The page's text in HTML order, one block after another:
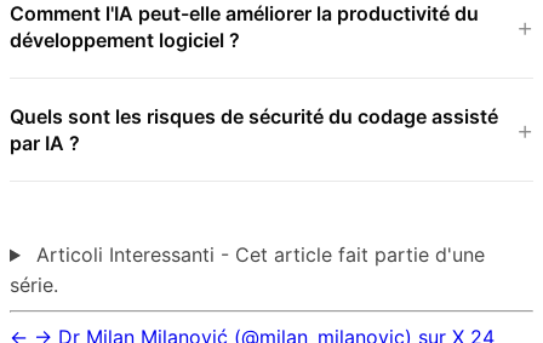
Comment l'IA peut-elle améliorer la productivité du
développement logiciel ?
Quels sont les risques de sécurité du codage assisté
par IA ?
Articoli Interessanti - Cet article fait partie d'une
série.
← → Dr Milan Milanović (@milan_milanovic) sur X 24